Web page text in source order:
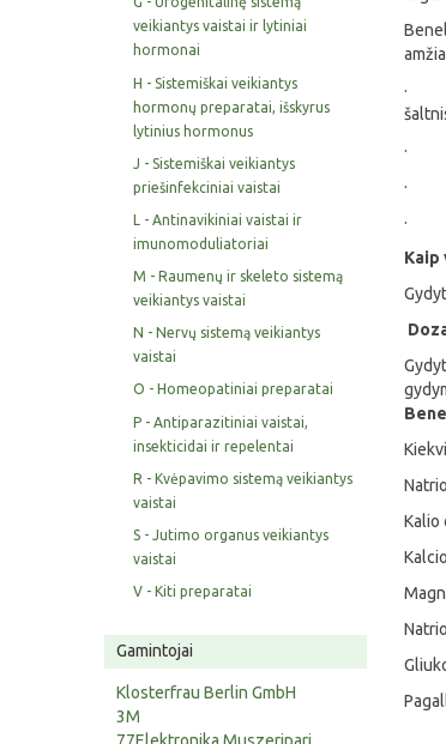
veikiantys vaistai ir lytiniai
hormonai
H - Sistemiškai veikiantys
hormonų preparatai, išskyrus
lytinius hormonus
J - Sistemiškai veikiantys
priešinfekciniai vaistai
L - Antinavikiniai vaistai ir
imunomoduliatoriai
M - Raumenų ir skeleto sistemą
veikiantys vaistai
N - Nervų sistemą veikiantys
vaistai
O - Homeopatiniai preparatai
P - Antiparazitiniai vaistai,
insekticidai ir repelentai
R - Kvėpavimo sistemą veikiantys
vaistai
S - Jutimo organus veikiantys
vaistai
V - Kiti preparatai
Gamintojai
Klosterfrau Berlin GmbH
3M
· jis
· jis
· jis
· jis
Kalio